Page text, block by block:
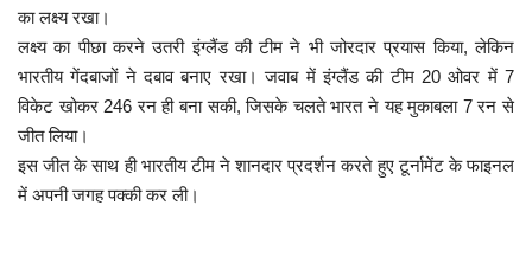
का लक्ष्य रखा।
लक्ष्य का पीछा करने उतरी इंग्लैंड की टीम ने भी जोरदार प्रयास किया, लेकिन
भारतीय गेंदबाजों ने दबाव बनाए रखा। जवाब में इंग्लैंड की टीम 20 ओवर में 7
विकेट खोकर 246 रन ही बना सकी, जिसके चलते भारत ने यह मुकाबला 7 रन से
जीत लिया।
इस जीत के साथ ही भारतीय टीम ने शानदार प्रदर्शन करते हुए टूर्नामेंट के फाइनल
में अपनी जगह पक्की कर ली।